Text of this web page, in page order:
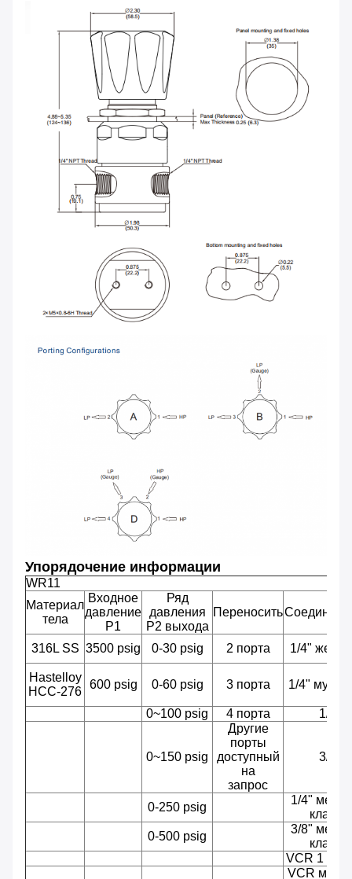
Упорядочение информации
WR11
Материал
тела
Входное
давление
P1
Ряд
давления
P2 выхода
Переносить
316L SS 3500 psig 0-30 psig 2 порта 1/4"
Hastelloy
HCC-276
600 psig 0-60 psig 3 порта 1/4"
0~100 psig 4 порта 1/4"
0~150 psig
Другие
порты
доступный
на
запрос
3/8"
0-250 psig
1/4"
0-500 psig
3/8"
VCR 1 /4
VCR